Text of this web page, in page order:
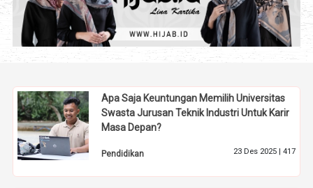
Apa Saja Keuntungan Memilih Universitas
Swasta Jurusan Teknik Industri Untuk Karir
Masa Depan?
Pendidikan 23 Des 2025 | 417